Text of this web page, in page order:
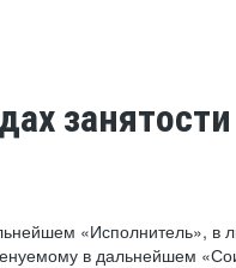
занятости
«Исполнитель», в
в дальнейшем